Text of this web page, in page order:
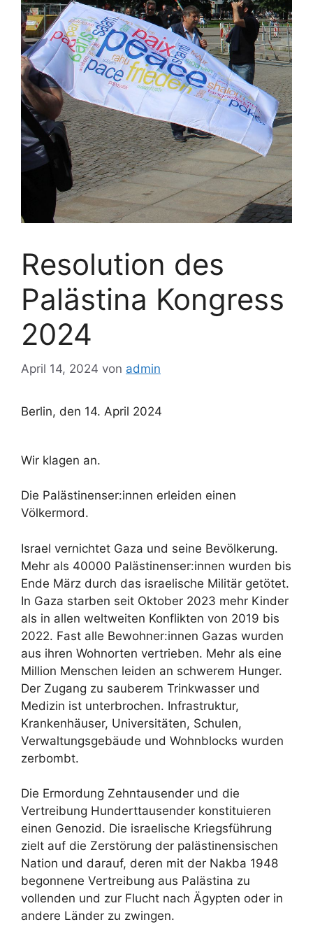
Resolution des
Palästina Kongress
2024
April 14, 2024 von admin
Berlin, den 14. April 2024
Wir klagen an.
Die Palästinenser:innen erleiden einen
Völkermord.
Israel vernichtet Gaza und seine Bevölkerung.
Mehr als 40000 Palästinenser:innen wurden bis
Ende März durch das israelische Militär getötet.
In Gaza starben seit Oktober 2023 mehr Kinder
als in allen weltweiten Konflikten von 2019 bis
2022. Fast alle Bewohner:innen Gazas wurden
aus ihren Wohnorten vertrieben. Mehr als eine
Million Menschen leiden an schwerem Hunger.
Der Zugang zu sauberem Trinkwasser und
Medizin ist unterbrochen. Infrastruktur,
Krankenhäuser, Universitäten, Schulen,
Verwaltungsgebäude und Wohnblocks wurden
zerbombt.
Die Ermordung Zehntausender und die
Vertreibung Hunderttausender konstituieren
einen Genozid. Die israelische Kriegsführung
zielt auf die Zerstörung der palästinensischen
Nation und darauf, deren mit der Nakba 1948
begonnene Vertreibung aus Palästina zu
vollenden und zur Flucht nach Ägypten oder in
andere Länder zu zwingen.